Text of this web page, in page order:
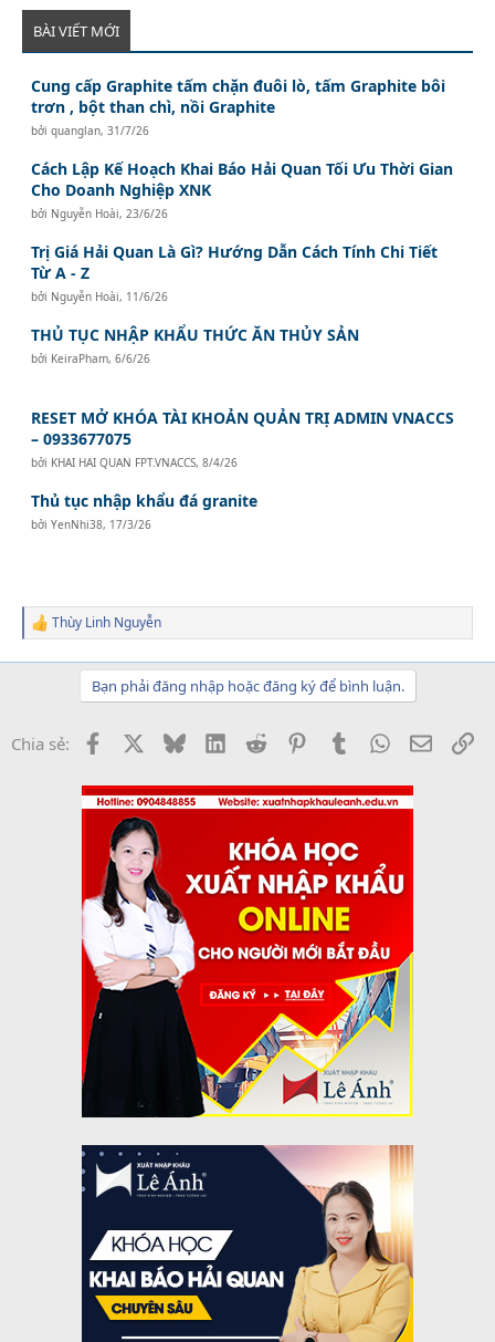
BÀI VIẾT MỚI
Cung cấp Graphite tấm chặn đuôi lò, tấm Graphite bôi
trơn , bột than chì, nồi Graphite
bởiquanglan,31/7/26
Cách Lập Kế Hoạch Khai Báo Hải Quan Tối Ưu Thời Gian
Cho Doanh Nghiệp XNK
bởi Nguyễn Hoài, 23/6/26
Trị Giá Hải Quan Là Gì? Hướng Dẫn Cách Tính Chi Tiết
Từ A - Z
bởi Nguyễn Hoài, 11/6/26
THỦ TỤC NHẬP KHẨU THỨC ĂN THỦY SẢN
bởi KeiraPham,6/6/26
RESET MỞ KHÓA TÀI KHOẢN QUẢN TRỊ ADMIN VNACCS
– 0933677075
bởi KHAI HAI QUAN FPT.VNACCS,8/4/26
Thủ tục nhập khẩu đá granite
bởiYenNhi38, 17/3/26
R
a
o
n
Thùy Linh Nguyễn
Bạn phải đăng nhập hoặc đăng ký để bình luận.
Chia sẻ: Facebook BlueskyLinkedInReddit PinterestTumblrWhatsApp
Email